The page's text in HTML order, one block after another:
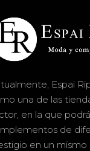
Espai
una de las
en la que
de
en un mismo